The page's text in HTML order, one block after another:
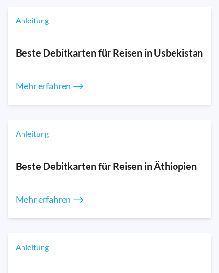
Anleitung
Beste Debitkarten für Reisen in Usbekistan
Mehr erfahren ⟶
Anleitung
Beste Debitkarten für Reisen in Äthiopien
Mehr erfahren ⟶
Anleitung